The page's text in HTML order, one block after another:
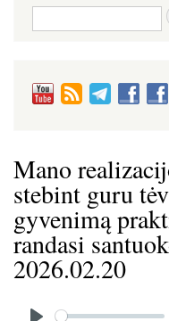
Mano
stebint guru
gyvenimą
randasi
2026.02.20
Paieška